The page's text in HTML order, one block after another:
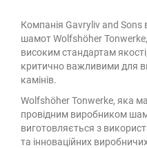
Компанія Gavryliv and Sons
шамот Wolfshöher Tonwerke,
високим стандартам
критично важливими для
камінів.
Wolfshöher Tonwerke, яка
провідним виробником
виготовляється з
та інноваційних